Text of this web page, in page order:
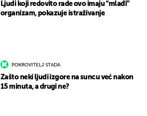
Ljudi koji redovito rade ovo imaju “mlađi”
organizam, pokazuje istraživanje
POKROVITELJ STADA
Zašto neki ljudi izgore na suncu već nakon
15 minuta, a drugi ne?